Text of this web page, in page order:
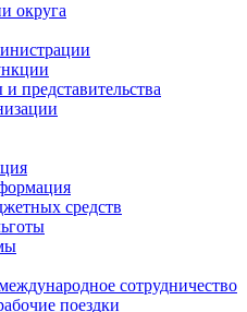
округа
представительства
средств
сотрудничество
поездки